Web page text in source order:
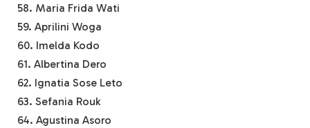
58. Maria Frida Wati
59. Aprilini Woga
60. Imelda Kodo
61. Albertina Dero
62. Ignatia Sose Leto
63. Sefania Rouk
64. Agustina Asoro